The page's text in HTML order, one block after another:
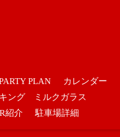
PLAN
カレンダー
キング ミルクガラス
紹介 駐車場詳細